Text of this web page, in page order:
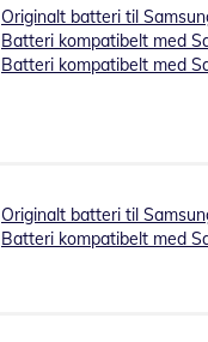
Originalt batteri til
Batteri kompatibelt med
Batteri kompatibelt med
Originalt batteri til
Batteri kompatibelt med